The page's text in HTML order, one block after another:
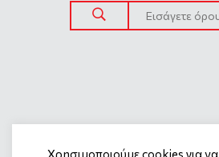
Χρησιμοποιούμε cookies για να